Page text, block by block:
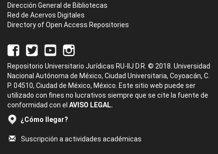
Dirección General de Bibliotecas
Red de Acervos Digitales
Directory of Open Access Repositories
Repositorio Universitario Jurídicas RU-IIJ D.R. © 2018. Universidad
Nacional Autónoma de México, Ciudad Universitaria, Coyoacán, C.
P. 04510, Ciudad de México, México. Este sitio web puede ser
utilizado con fines no lucrativos siempre que se cite la fuente de
conformidad con el AVISO LEGAL.
¿Cómo llegar?
Suscripción a actividades académicas